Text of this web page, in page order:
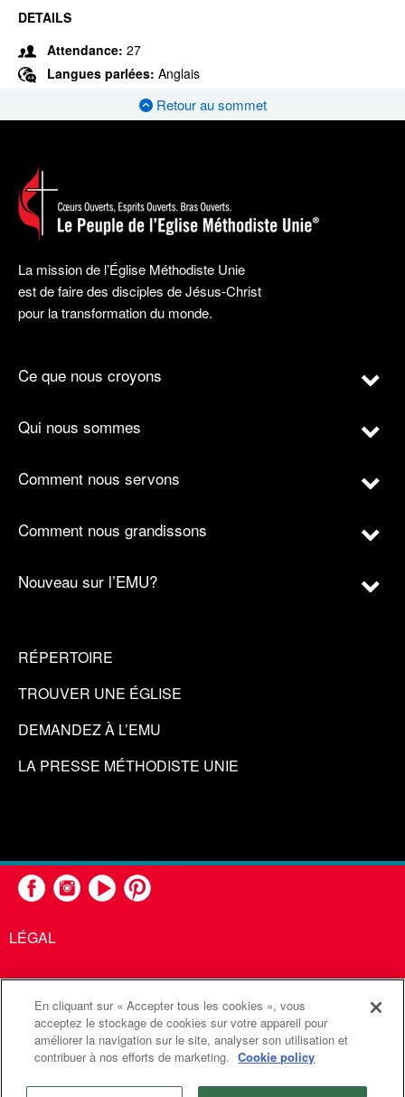
DETAILS
Attendance: 27
Langues parlées: Anglais
Retour au sommet
La mission de l’Église Méthodiste Unie
est de faire des disciples de Jésus-Christ
pour la transformation du monde.
Ce que nous croyons
Qui nous sommes
Comment nous servons
Comment nous grandissons
Nouveau sur l’EMU?
RÉPERTOIRE
TROUVER UNE ÉGLISE
DEMANDEZ À L’EMU
LA PRESSE MÉTHODISTE UNIE
LÉGAL
United Methodist Communications est une agence de l'Église
Méthodiste Unie
Communications Méthodistes Unies. Tous droits
réservés
En cliquant sur « Accepter tous les cookies », vous
acceptez le stockage de cookies sur votre appareil pour
améliorer la navigation sur le site, analyser son utilisation et
contribuer à nos efforts de marketing. Cookie policy